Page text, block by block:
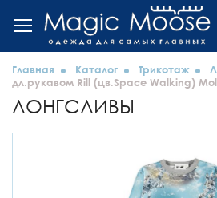
Главная Каталог Трикотаж
дл.рукавом Rill (цв.Space Walking)
ЛОНГСЛИВЫ